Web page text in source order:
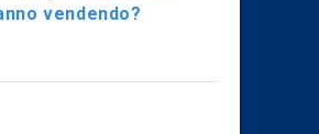
vendendo?